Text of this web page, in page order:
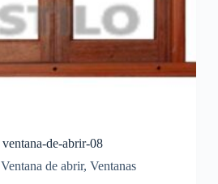
ventana-de-abrir-08
Ventana de abrir,Ventanas